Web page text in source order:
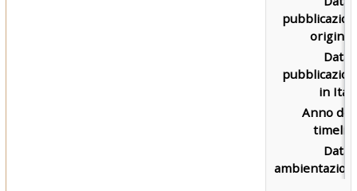
Data
in
Anno
Data